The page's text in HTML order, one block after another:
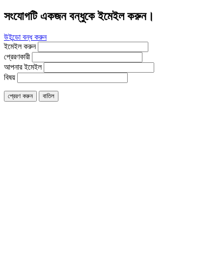
সংযোগটি একজন বন্ধুকে ইমেইল করুন।
উইন্ডো বন্ধ করুন
ইমেইল করুন
প্রেরণকারী
আপনার ইমেইল
বিষয়
প্রেরণ করুন বাতিল